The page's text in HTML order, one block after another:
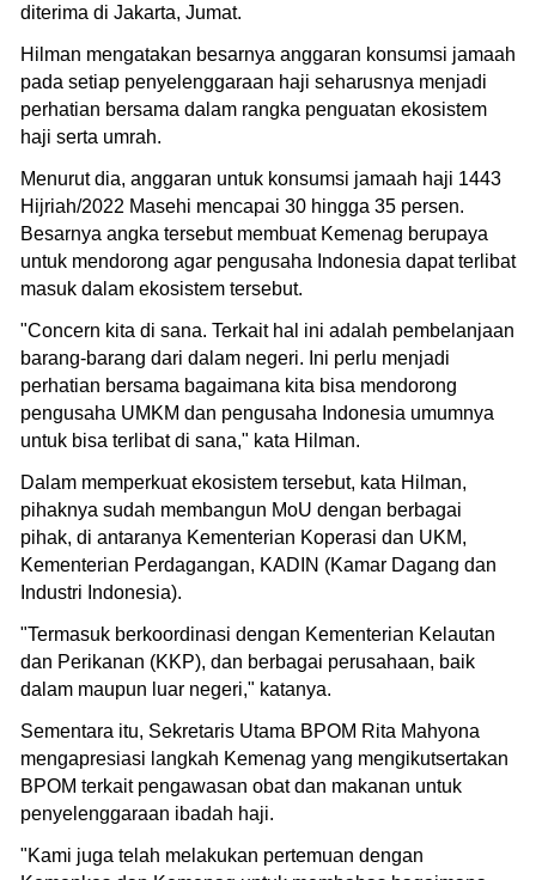
diterima di Jakarta, Jumat.
Hilman mengatakan besarnya anggaran konsumsi jamaah
pada setiap penyelenggaraan haji seharusnya menjadi
perhatian bersama dalam rangka penguatan ekosistem
haji serta umrah.
Menurut dia, anggaran untuk konsumsi jamaah haji 1443
Hijriah/2022 Masehi mencapai 30 hingga 35 persen.
Besarnya angka tersebut membuat Kemenag berupaya
untuk mendorong agar pengusaha Indonesia dapat terlibat
masuk dalam ekosistem tersebut.
"Concern kita di sana. Terkait hal ini adalah pembelanjaan
barang-barang dari dalam negeri. Ini perlu menjadi
perhatian bersama bagaimana kita bisa mendorong
pengusaha UMKM dan pengusaha Indonesia umumnya
untuk bisa terlibat di sana," kata Hilman.
Dalam memperkuat ekosistem tersebut, kata Hilman,
pihaknya sudah membangun MoU dengan berbagai
pihak, di antaranya Kementerian Koperasi dan UKM,
Kementerian Perdagangan, KADIN (Kamar Dagang dan
Industri Indonesia).
"Termasuk berkoordinasi dengan Kementerian Kelautan
dan Perikanan (KKP), dan berbagai perusahaan, baik
dalam maupun luar negeri," katanya.
Sementara itu, Sekretaris Utama BPOM Rita Mahyona
mengapresiasi langkah Kemenag yang mengikutsertakan
BPOM terkait pengawasan obat dan makanan untuk
penyelenggaraan ibadah haji.
"Kami juga telah melakukan pertemuan dengan